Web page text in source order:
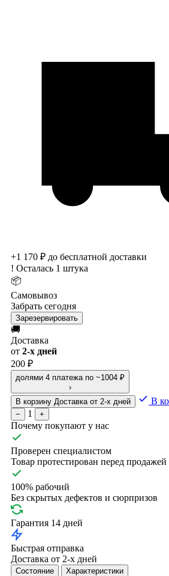
+1 170 ₽ до бесплатной доставки
! Осталась 1 штука
📦
Самовывоз
Забрать сегодня
Зарезервировать
🚚
Доставка
от 2-х дней
200 ₽
долями 4 платежа по ~1004 ₽
›
В корзину Доставка от 2-х дней В
− 1 +
Почему покупают у нас
Проверен специалистом
Товар протестирован перед продажей
100% рабочий
Без скрытых дефектов и сюрпризов
Гарантия 14 дней
Быстрая отправка
Доставка от 2-х дней
Состояние Характеристики